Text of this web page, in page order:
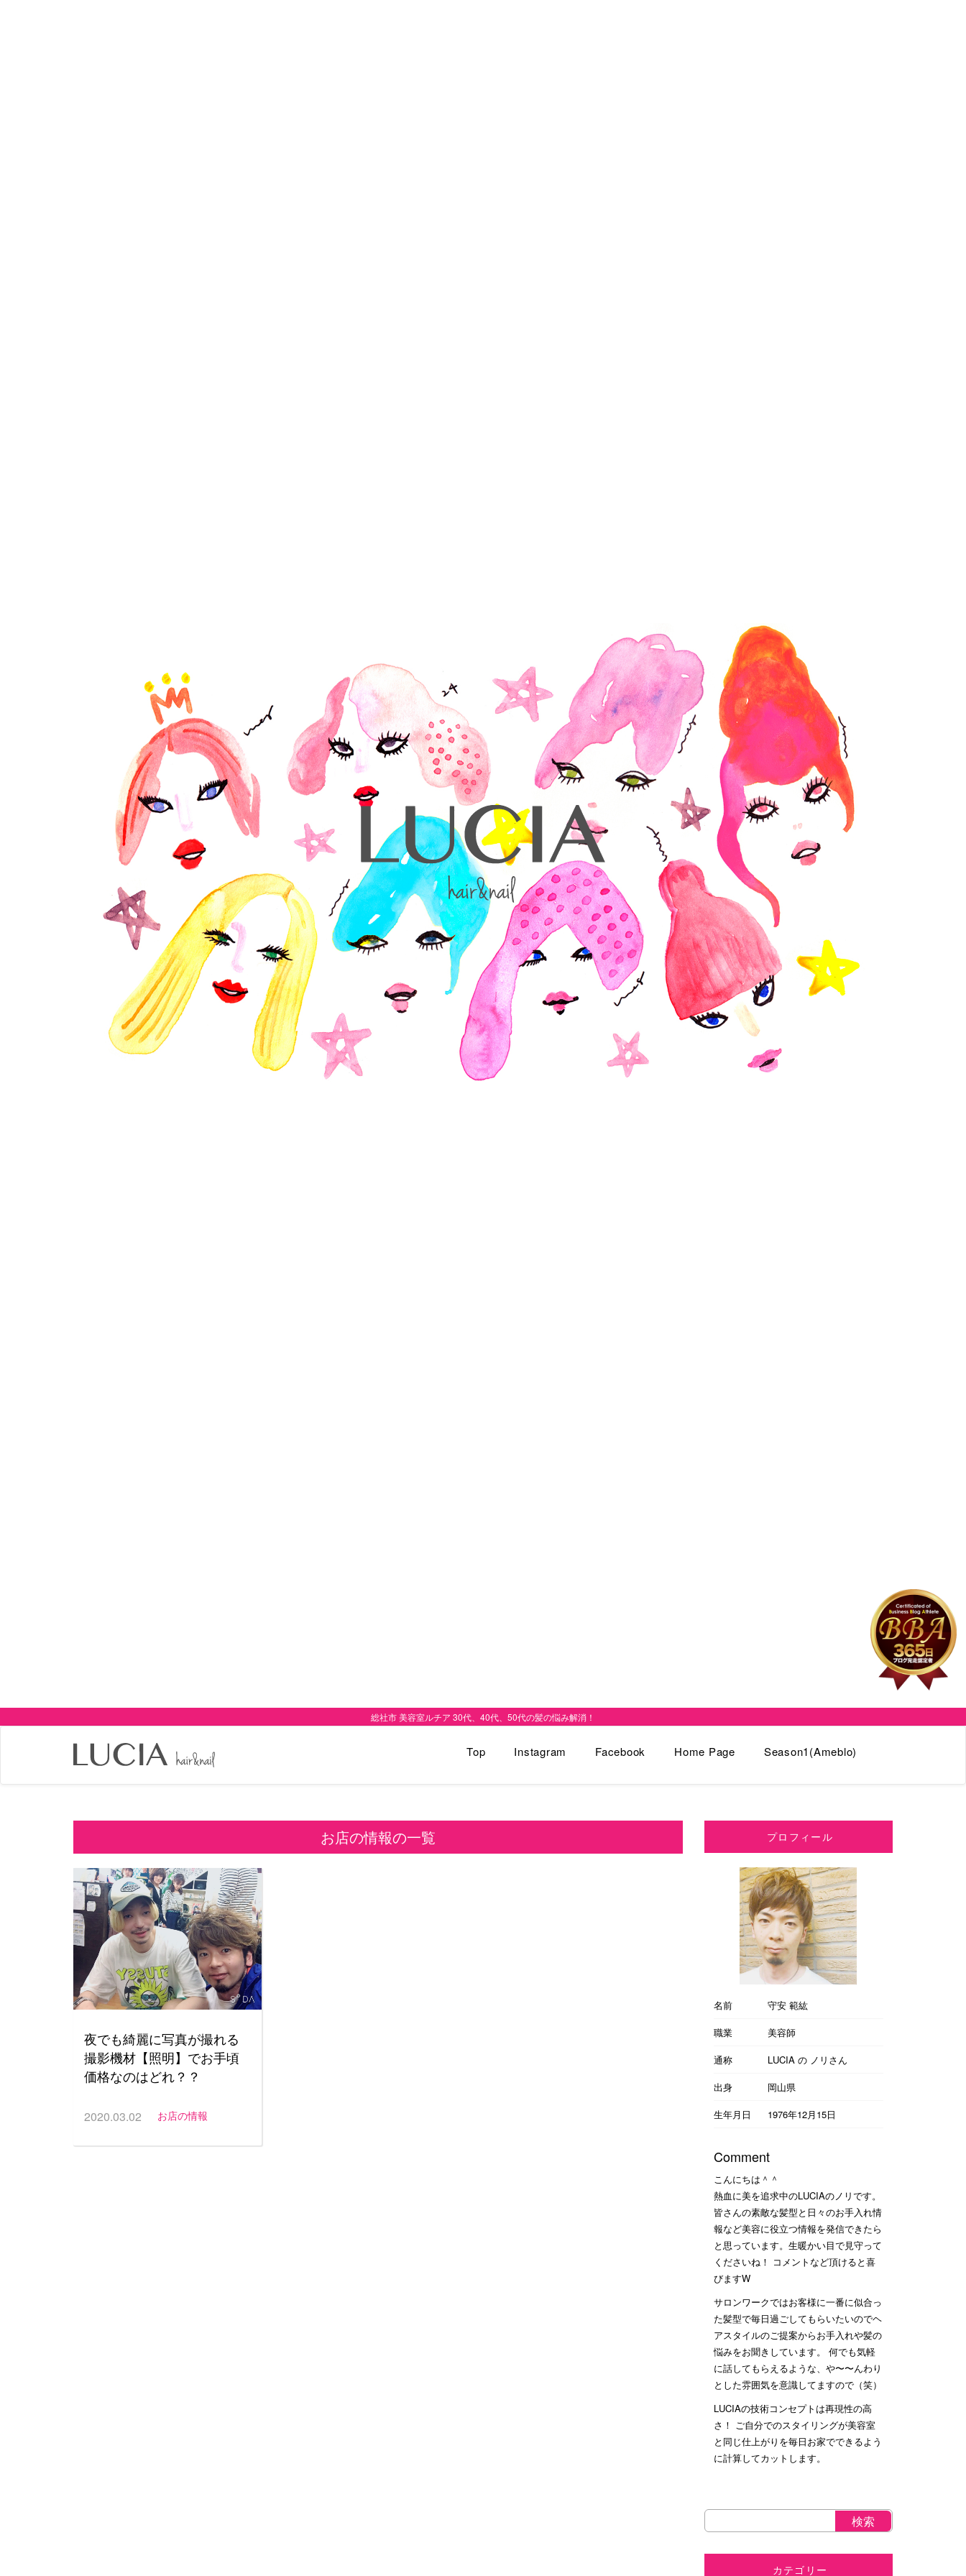
総社市 美容室ルチア 30代、40代、50代の髪の悩み解消！
Top Instagram Facebook Home Page Season1(Ameblo)
お店の情報の一覧
夜でも綺麗に写真が撮れる
撮影機材【照明】でお手頃
価格なのはどれ？？
2020.03.02 お店の情報
プロフィール
名前
守安 範紘
職業
美容師
通称
LUCIA の ノリさん
出身
岡山県
生年月日
1976年12月15日
Comment
こんにちは＾＾
熱血に美を追求中のLUCIAのノリです。
皆さんの素敵な髪型と日々のお手入れ情
報など美容に役立つ情報を発信できたら
と思っています。生暖かい目で見守って
くださいね！ コメントなど頂けると喜
びますW
サロンワークではお客様に一番に似合っ
た髪型で毎日過ごしてもらいたいのでヘ
アスタイルのご提案からお手入れや髪の
悩みをお聞きしています。 何でも気軽
に話してもらえるような、や〜〜んわり
とした雰囲気を意識してますので（笑）
LUCIAの技術コンセプトは再現性の高
さ！ ご自分でのスタイリングが美容室
と同じ仕上がりを毎日お家でできるよう
に計算してカットします。
カテゴリー